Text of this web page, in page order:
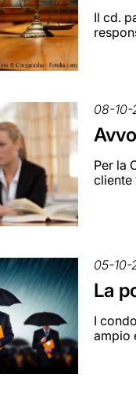
Il cd.
08-10-
Per la
cliente
05-10-
La
I
ampio